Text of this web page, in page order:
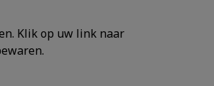
Klik op uw link naar